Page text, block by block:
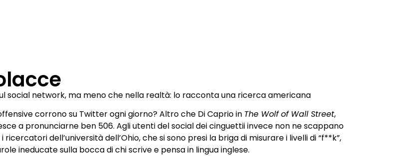
social network, ma meno che nella realtà: lo racconta una ricerca americana
corrono su Twitter ogni giorno? Altro che Di Caprio in The Wolf of Wall Street,
a pronunciarne ben 506. Agli utenti del social dei cinguettii invece non ne scappano
ricercatori dell’università dell’Ohio, che si sono presi la briga di misurare i livelli di “f**k”,
ineducate sulla bocca di chi scrive e pensa in lingua inglese.